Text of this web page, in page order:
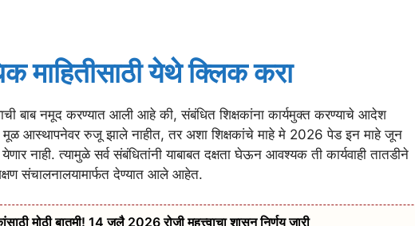
माहितीसाठी येथे क्लिक करा
बाब नमूद करण्यात आली आहे की, संबंधित शिक्षकांना कार्यमुक्त करण्याचे आदेश
मूळ आस्थापनेवर रुजू झाले नाहीत, तर अशा शिक्षकांचे माहे मे 2026 पेड इन माहे जून
नाही. त्यामुळे सर्व संबंधितांनी याबाबत दक्षता घेऊन आवश्यक ती कार्यवाही तातडीने
संचालनालयामार्फत देण्यात आले आहेत.
मोठी बातमी! 14 जुलै 2026 रोजी महत्त्वाचा शासन निर्णय जारी